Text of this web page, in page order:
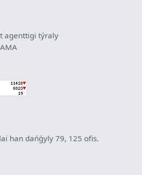
agenttigi týraly
han dańǵyly 79, 125 ofis.